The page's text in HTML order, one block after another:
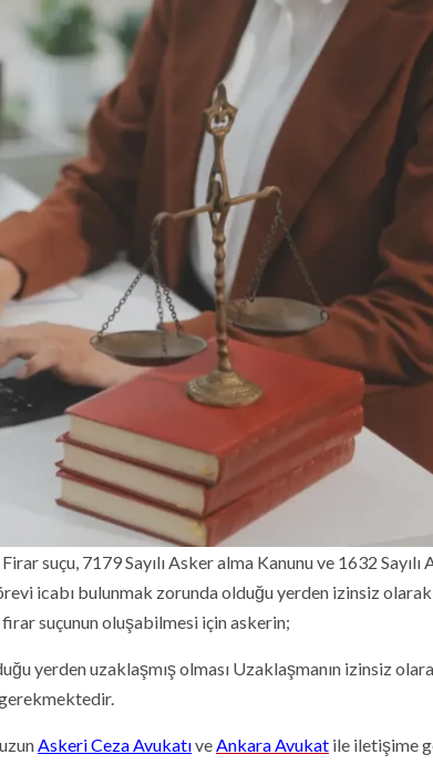
Firar suçu, 7179 Sayılı Asker alma Kanunu ve 1632 Sayılı
icabı bulunmak zorunda olduğu yerden izinsiz
suçunun oluşabilmesi için askerin;
yerden uzaklaşmış olması Uzaklaşmanın izinsiz
Askeri Ceza AvukatıveAnkara Avukat ile iletişime